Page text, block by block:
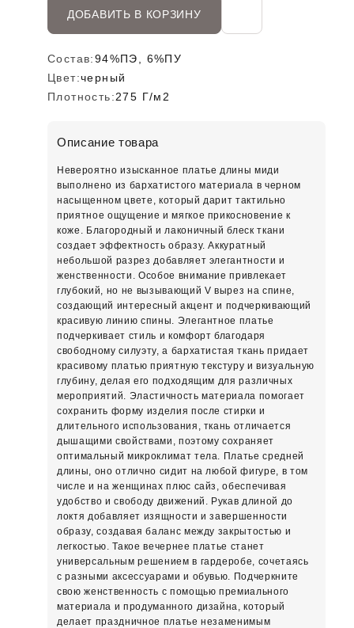
ДОБАВИТЬ В КОРЗИНУ
Состав:94%ПЭ, 6%ПУ
Цвет:черный
Плотность:275 Г/м2
Описание товара
Невероятно изысканное платье длины миди
выполнено из бархатистого материала в черном
насыщенном цвете, который дарит тактильно
приятное ощущение и мягкое прикосновение к
коже. Благородный и лаконичный блеск ткани
создает эффектность образу. Аккуратный
небольшой разрез добавляет элегантности и
женственности. Особое внимание привлекает
глубокий, но не вызывающий V вырез на спине,
создающий интересный акцент и подчеркивающий
красивую линию спины. Элегантное платье
подчеркивает стиль и комфорт благодаря
свободному силуэту, а бархатистая ткань придает
красивому платью приятную текстуру и визуальную
глубину, делая его подходящим для различных
мероприятий. Эластичность материала помогает
сохранить форму изделия после стирки и
длительного использования, ткань отличается
дышащими свойствами, поэтому сохраняет
оптимальный микроклимат тела. Платье средней
длины, оно отлично сидит на любой фигуре, в том
числе и на женщинах плюс сайз, обеспечивая
удобство и свободу движений. Рукав длиной до
локтя добавляет изящности и завершенности
образу, создавая баланс между закрытостью и
легкостью. Такое вечернее платье станет
универсальным решением в гардеробе, сочетаясь
с разными аксессуарами и обувью. Подчеркните
свою женственность с помощью премиального
материала и продуманного дизайна, который
делает праздничное платье незаменимым